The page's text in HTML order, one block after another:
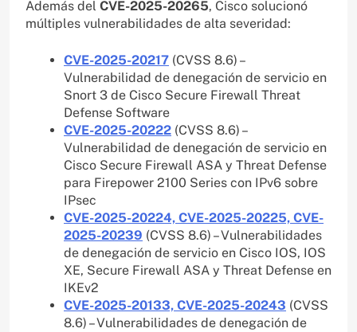
Además del CVE-2025-20265, Cisco solucionó
múltiples vulnerabilidades de alta severidad:
CVE-2025-20217 (CVSS 8.6) –
Vulnerabilidad de denegación de servicio en
Snort 3 de Cisco Secure Firewall Threat
Defense Software
CVE-2025-20222 (CVSS 8.6) –
Vulnerabilidad de denegación de servicio en
Cisco Secure Firewall ASA y Threat Defense
para Firepower 2100 Series con IPv6 sobre
IPsec
CVE-2025-20224, CVE-2025-20225, CVE-
2025-20239 (CVSS 8.6) – Vulnerabilidades
de denegación de servicio en Cisco IOS, IOS
XE, Secure Firewall ASA y Threat Defense en
IKEv2
CVE-2025-20133, CVE-2025-20243 (CVSS
8.6) – Vulnerabilidades de denegación de